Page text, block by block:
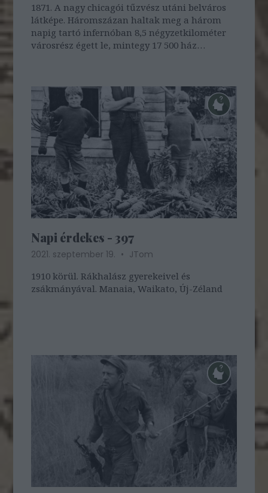
1871. A nagy chicagói tűzvész utáni belváros
látképe. Háromszázan haltak meg a három
napig tartó infernóban 8,5 négyzetkilométer
városrész égett le, mintegy 17 500 ház
Napi érdekes - 397
2021. szeptember 19.
JTom
1910 körül. Rákhalász gyerekeivel és
zsákmányával. Manaia, Waikato, Új-Zéland